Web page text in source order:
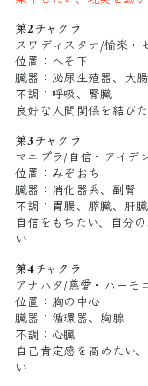
第2チャクラ
スワディスタナ/愉楽・
位置：へそ下
臓器：泌尿生殖器、大腸
不調：呼吸、腎臓
良好な人間関係を結び
第3チャクラ
マニプラ/自信・アイデ
位置：みぞおち
臓器：消化器系、副腎
不調：胃腸、膵臓、肝臓
自信をもちたい、自分
い
第4チャクラ
アナハタ/慈愛・ハーモ
位置：胸の中心
臓器：循環器、胸腺
不調：心臓
自己肯定感を高めたい
い